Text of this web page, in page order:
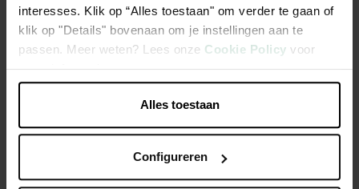
interesses. Klik op “Alles toestaan" om verder te gaan of
klik op "Details" bovenaan om je instellingen aan te
passen. Meer weten? Lees onze Cookie Policy voor
meer informatie.
Alles toestaan
Configureren
30 boug. ch-plat 8h
12 Bougies chauffe-plats